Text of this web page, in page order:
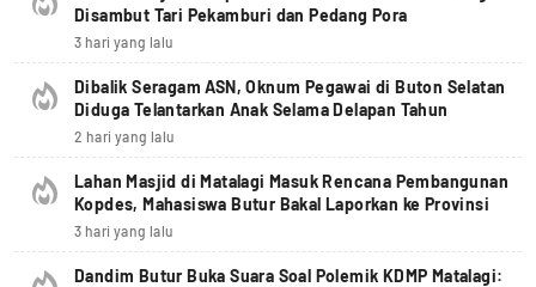
Disambut Tari Pekamburi dan Pedang Pora
3 hari yang lalu
Dibalik Seragam ASN, Oknum Pegawai di Buton Selatan
Diduga Telantarkan Anak Selama Delapan Tahun
2 hari yang lalu
Lahan Masjid di Matalagi Masuk Rencana Pembangunan
Kopdes, Mahasiswa Butur Bakal Laporkan ke Provinsi
3 hari yang lalu
Dandim Butur Buka Suara Soal Polemik KDMP Matalagi: